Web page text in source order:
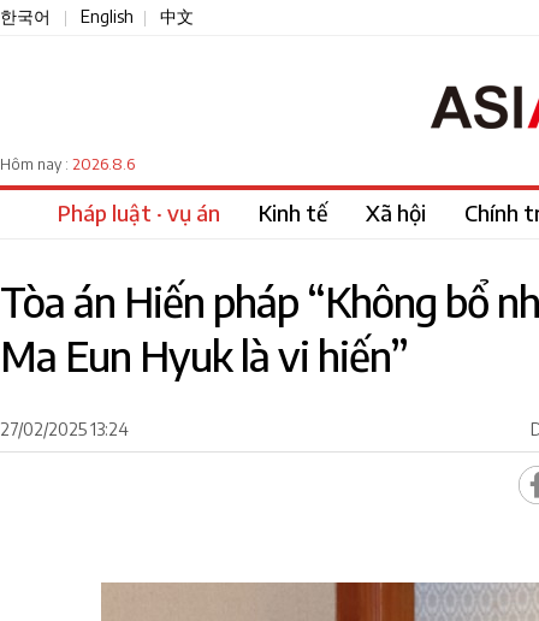
한국어 English 中文
Hôm nay : 2026.8.6
Pháp luật · vụ án Kinh tế Xã hội Chính
Tòa án Hiến pháp “Không bổ
Ma Eun Hyuk là vi hiến”
27/02/2025 13:24